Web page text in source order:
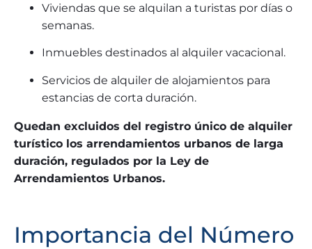
Viviendas que se alquilan a turistas por días o
semanas.
Inmuebles destinados al alquiler vacacional.
Servicios de alquiler de alojamientos para
estancias de corta duración.
Quedan excluidos del registro único de alquiler
turístico los arrendamientos urbanos de larga
duración, regulados por la Ley de
Arrendamientos Urbanos.
Importancia del Número